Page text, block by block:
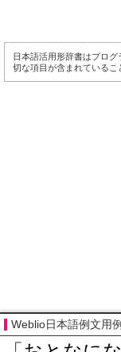
日本語活用形辞書はプロ
切な項目が含まれているこ
Weblio日本語例文用